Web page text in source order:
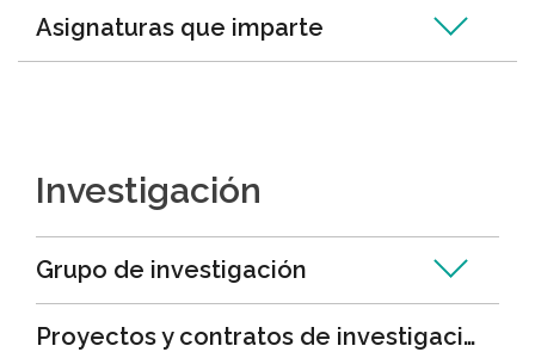
Asignaturas que imparte
Investigación
Grupo de investigación
Proyectos y contratos de investigación